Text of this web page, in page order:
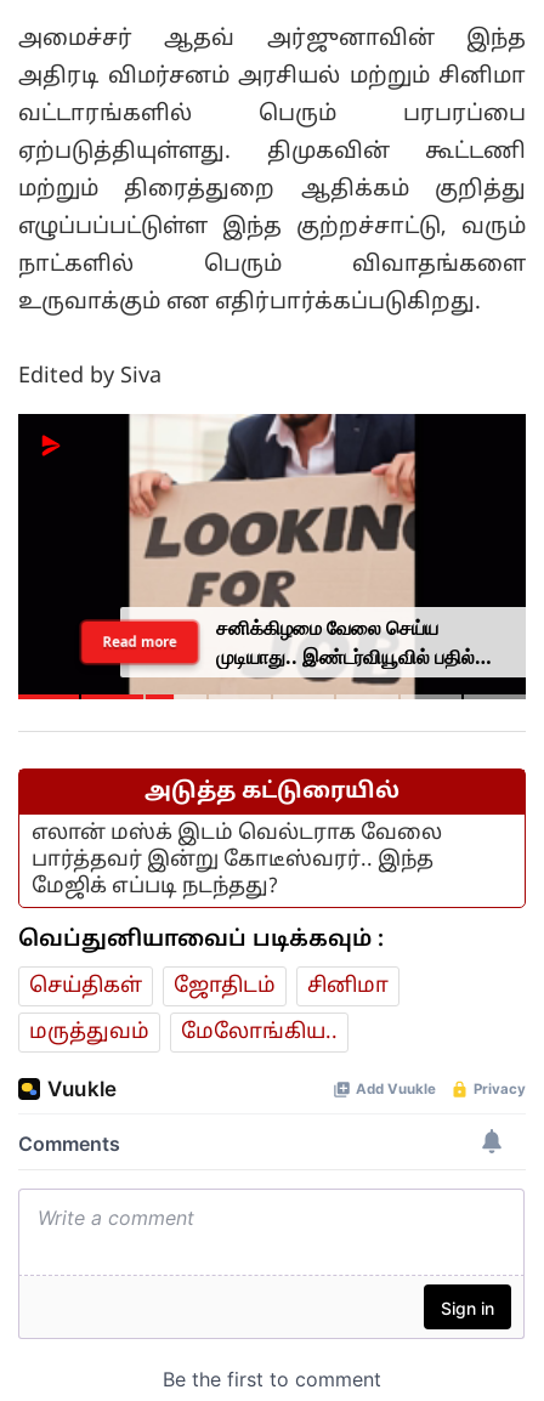
அமைச்சர் ஆதவ் அர்ஜுனாவின் இந்த
அதிரடி விமர்சனம் அரசியல் மற்றும் சினிமா
வட்டாரங்களில் பெரும் பரபரப்பை
ஏற்படுத்தியுள்ளது. திமுகவின் கூட்டணி
மற்றும் திரைத்துறை ஆதிக்கம் குறித்து
எழுப்பப்பட்டுள்ள இந்த குற்றச்சாட்டு, வரும்
நாட்களில் பெரும் விவாதங்களை
உருவாக்கும் என எதிர்பார்க்கப்படுகிறது.
Edited by Siva
சனிக்கிழமை வேலை செய்ய
முடியாது.. இண்டர்வியூவில் பதில்
சொன்ன இளைஞருக்கு வேலை
Read more
அடுத்த கட்டுரையில்
எலான் மஸ்க் இடம் வெல்டராக வேலை
பார்த்தவர் இன்று கோடீஸ்வரர்.. இந்த
மேஜிக் எப்படி நடந்தது?
வெப்துனியாவைப் படிக்கவும் :
செய்திகள் ஜோ‌திட‌ம்
சினிமா
மரு‌த்துவ‌ம்
மேலோங்கிய..